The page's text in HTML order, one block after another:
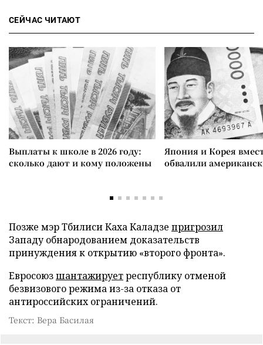
СЕЙЧАС ЧИТАЮТ
Выплаты к школе в 2026 году:
сколько дают и кому положены
Япония и Корея
обвалили
Позже мэр Тбилиси Каха Каладзе пригрозил
Западу обнародованием доказательств
принуждения к открытию «второго фронта».
Евросоюзшантажируетреспублику отменой
безвизового режима из-за отказа от
антироссийских ограничений.
Текст: Вера Басилая